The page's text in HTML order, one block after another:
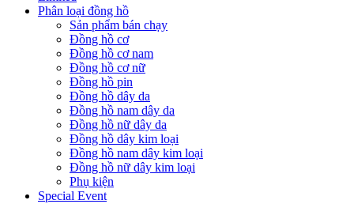
Phân loại đồng hồ
Sản phẩm bán chạy
Đồng hồ cơ
Đồng hồ cơ nam
Đồng hồ cơ nữ
Đồng hồ pin
Đồng hồ dây da
Đồng hồ nam dây da
Đồng hồ nữ dây da
Đồng hồ dây kim loại
Đồng hồ nam dây kim loại
Đồng hồ nữ dây kim loại
Phụ kiện
Special Event